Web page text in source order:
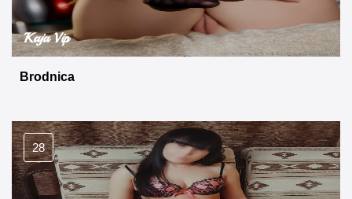
Kaja Vip
Brodnica
28